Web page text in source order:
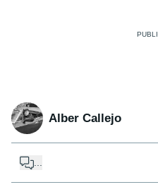
Alber Callejo
...